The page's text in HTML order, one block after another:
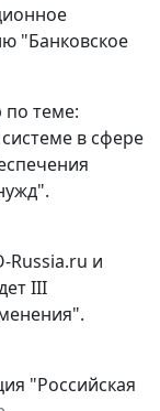
"Банковское
по теме:
в сфере
Russia.ru и
III
"Российская